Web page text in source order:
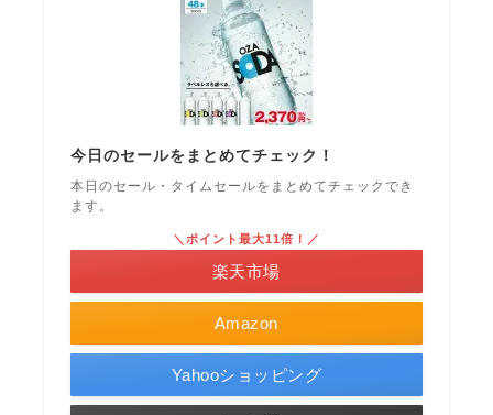
今日のセールをまとめてチェック！
本日のセール・タイムセールをまとめてチェックでき
ます。
Amazon
＼ポイント最大11倍！／
楽天市場
Yahooショッピング